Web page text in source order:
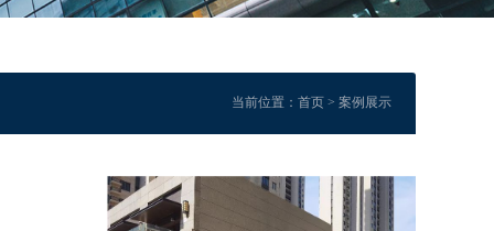
当前位置： 首页> 案例展示